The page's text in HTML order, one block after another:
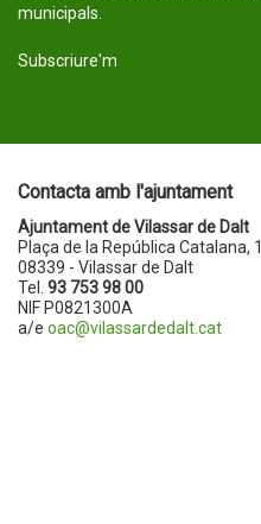
municipals.
Subscriure'm
Contacta amb l'ajuntament
Ajuntament de Vilassar de Dalt
Plaça de la República Catalana, 1
08339 - Vilassar de Dalt
Tel. 93 753 98 00
NIF P0821300A
a/e oac@vilassardedalt.cat